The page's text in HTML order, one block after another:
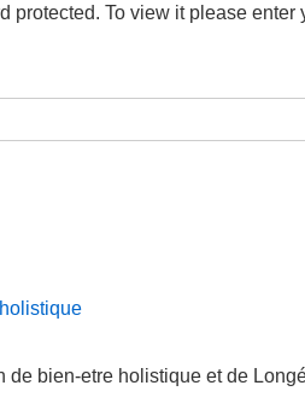
protected. To view it please enter
de bien-etre holistique et de